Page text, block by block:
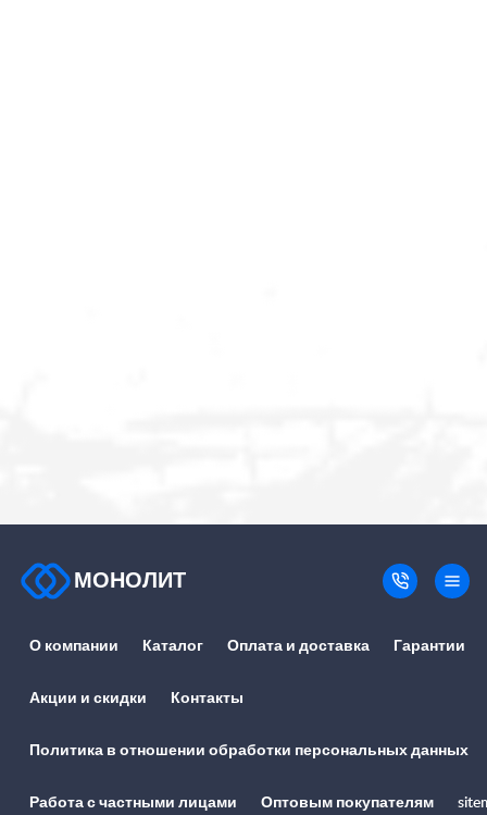
МОНОЛИТ
О компании Каталог Оплата и доставка Гарантии
Акции и скидки Контакты
Политика в отношении обработки персональных данных
Работа с частными лицами Оптовым покупателям